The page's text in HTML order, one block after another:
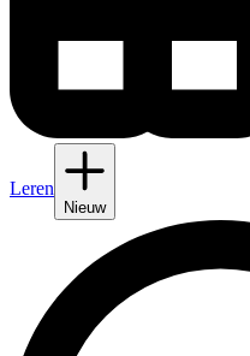
Leren
Nieuw